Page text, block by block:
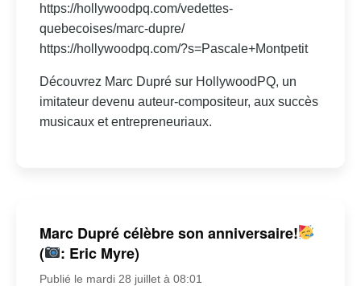
https://hollywoodpq.com/vedettes-
quebecoises/marc-dupre/
https://hollywoodpq.com/?s=Pascale+Montpetit
Découvrez Marc Dupré sur HollywoodPQ, un
imitateur devenu auteur-compositeur, aux succès
musicaux et entrepreneuriaux.
Marc Dupré célèbre son anniversaire!
(
: Eric Myre)
Publié le mardi 28 juillet à 08:01